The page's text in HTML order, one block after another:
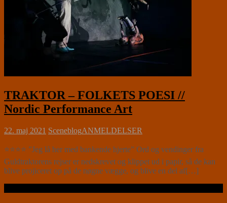
TRAKTOR – FOLKETS POESI //
Nordic Performance Art
22. maj 2021 SceneblogANMELDELSER
⭐⭐⭐⭐ ”Jeg lå her med bankende hjerte” Ord og vendinger fra
Guldtraktorens rejser er nedskrevet og klippet ud i papir, så de kan
blive projiceret op på de nøgne vægge, og blive en del af[…]